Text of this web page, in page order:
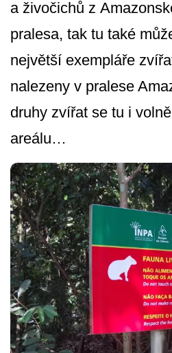
a živočichů z
pralesa, tak tu také
největší exempláře
nalezeny v pralese
druhy zvířat se tu i
areálu…